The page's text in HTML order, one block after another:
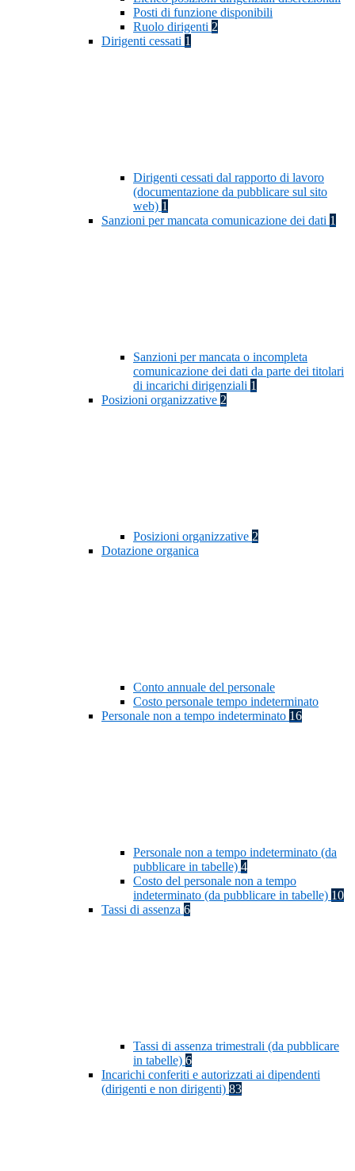
Posti di funzione disponibili
Ruolo dirigenti 2
Dirigenti cessati 1
Dirigenti cessati dal rapporto di lavoro
(documentazione da pubblicare sul sito
web) 1
Sanzioni per mancata comunicazione dei dati 1
Sanzioni per mancata o incompleta
comunicazione dei dati da parte dei titolari
di incarichi dirigenziali 1
Posizioni organizzative 2
Posizioni organizzative 2
Dotazione organica
Conto annuale del personale
Costo personale tempo indeterminato
Personale non a tempo indeterminato 16
Personale non a tempo indeterminato (da
pubblicare in tabelle) 4
Costo del personale non a tempo
indeterminato (da pubblicare in tabelle) 10
Tassi di assenza 6
Tassi di assenza trimestrali (da pubblicare
in tabelle) 6
Incarichi conferiti e autorizzati ai dipendenti
(dirigenti e non dirigenti) 83